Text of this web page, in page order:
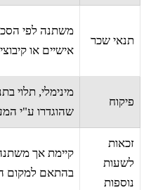
תנאי שכר
משתנה לפי
אישיים או
פיקוח
מינימלי, תלוי
שהוגדרו ע"י
זכאות
לשעות
נוספות
קיימת אך
בהתאם למקום